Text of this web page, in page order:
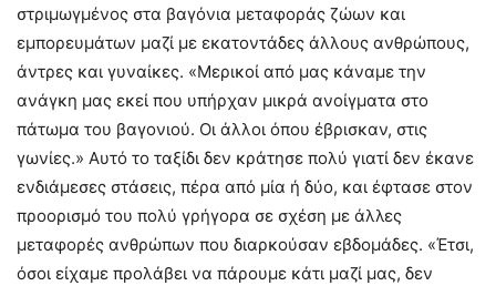
στριμωγμένος στα βαγόνια μεταφοράς ζώων και
εμπορευμάτων μαζί με εκατοντάδες άλλους ανθρώπους,
άντρες και γυναίκες. «Μερικοί από μας κάναμε την
ανάγκη μας εκεί που υπήρχαν μικρά ανοίγματα στο
πάτωμα του βαγονιού. Οι άλλοι όπου έβρισκαν, στις
γωνίες.» Αυτό το ταξίδι δεν κράτησε πολύ γιατί δεν έκανε
ενδιάμεσες στάσεις, πέρα από μία ή δύο, και έφτασε στον
προορισμό του πολύ γρήγορα σε σχέση με άλλες
μεταφορές ανθρώπων που διαρκούσαν εβδομάδες. «Έτσι,
όσοι είχαμε προλάβει να πάρουμε κάτι μαζί μας, δεν